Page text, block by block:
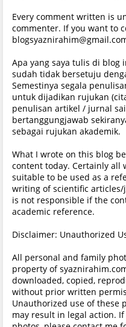
Every comment written is
commenter. If you want to
Apa yang saya tulis di blog
sudah tidak bersetuju
Semestinya segala
untuk dijadikan rujukan
penulisan artikel / jurnal
bertanggungjawab
sebagai rujukan akademik.
What I wrote on this blog
content today. Certainly
suitable to be used as a
writing of scientific
is not responsible if the
academic reference.
Disclaimer: Unauthorized
All personal and family
property of
downloaded, copied,
without prior written
Unauthorized use of these
may result in legal action.